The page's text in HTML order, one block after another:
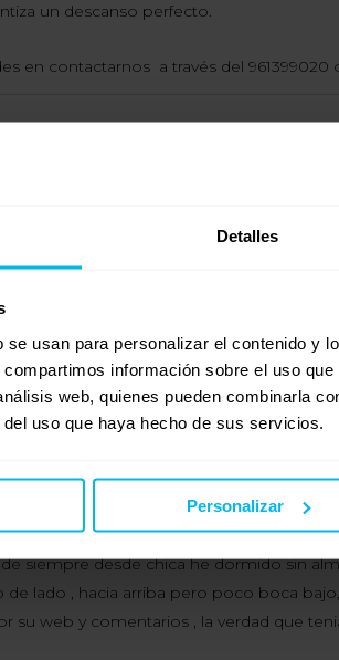
Detalles
usan para personalizar el contenido y
información sobre el uso
web, quienes pueden combinarla
uso que haya hecho de sus servicios.
Personalizar
un descanso perfecto.
en contactarnos a través del
porque me ayudaron bastante.
es lo mejor, pero es mi costumbre) y
casa, y me asesoraron súper bien. Me
me gustan las demasiado
siempre desde chica he dormido sin
de lado , hacia arriba pero poco boca
su web y comentarios , la verdad que